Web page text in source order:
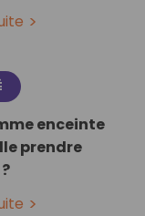
enceinte
prendre